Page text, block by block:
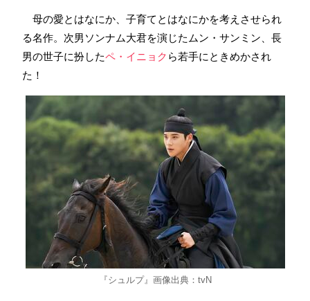
母の愛とはなにか、子育てとはなにかを考えさせられ
る名作。次男ソンナム大君を演じたムン・サンミン、長
男の世子に扮したペ・イニョク ら若手にときめかされ
た！
『シュルプ』画像出典：tvN